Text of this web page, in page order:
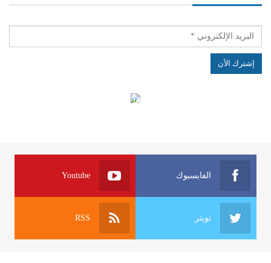
الهياكل الخاضعة لقانون النفاذ إلى المعلومة
الفايسبوك Youtube
تويتر RSS